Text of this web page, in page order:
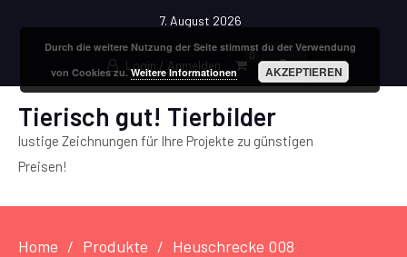
7. August 2026
Login / Anmelden
0
Tierisch gut! Tierbilder
lustige Zeichnungen für Ihre Projekte zu günstigen
Preisen!
Home Produkte Heuschrecke 008
Durch die weitere Nutzung der Seite stimmst du der Verwendung
von Cookies zu.Weitere Informationen AKZEPTIEREN